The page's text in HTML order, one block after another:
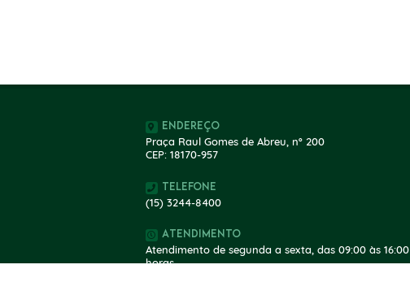
Endereço
Praça Raul Gomes de Abreu, nº 200
CEP: 18170-957
Telefone
(15) 3244-8400
Atendimento
Atendimento de segunda a sexta, das 09:00 às 16:00
horas.